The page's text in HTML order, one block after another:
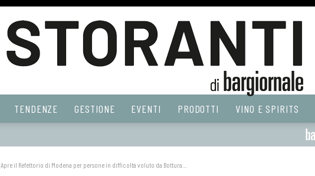
TENDENZE GESTIONE EVENTI PRODOTTI VINO E SPIRITS
Apre il Refettorio di Modena per persone in difficoltà voluto da Bottura....